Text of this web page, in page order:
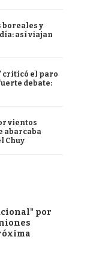
boreales y
así viajan
criticó el paro
debate:
vientos
abarcaba
Chuy
por